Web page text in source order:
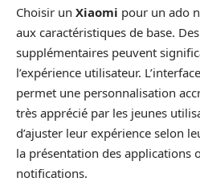
Choisir un Xiaomi pour un ado
aux caractéristiques de base.
supplémentaires peuvent
l’expérience utilisateur.
permet une personnalisation
très apprécié par les jeunes
d’ajuster leur expérience selon
la présentation des applications
notifications.